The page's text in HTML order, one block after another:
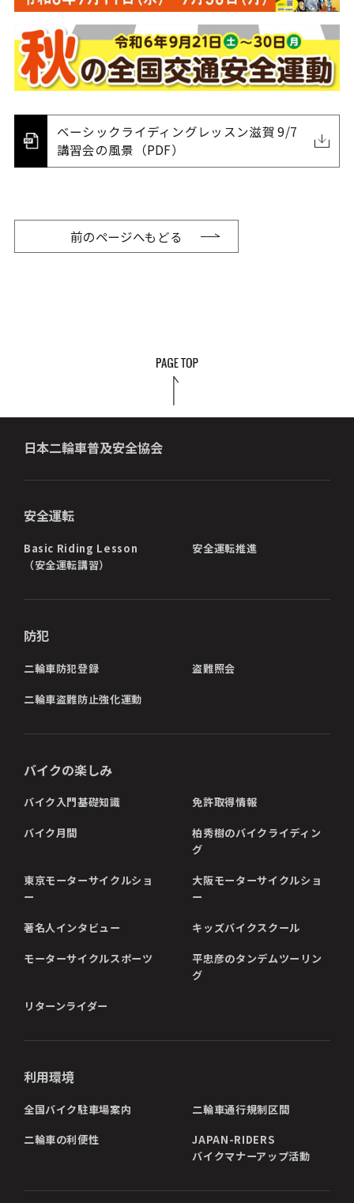
ベーシックライディングレッスン滋賀 9/7
講習会の風景（PDF）
前のページへもどる
日本二輪車普及安全協会
安全運転
Basic Riding Lesson
（安全運転講習）
安全運転推進
防犯
二輪車防犯登録 盗難照会
二輪車盗難防止強化運動
バイクの楽しみ
バイク入門基礎知識 免許取得情報
バイク月間
柏秀樹のバイクライディン
グ
東京モーターサイクルショ
ー
大阪モーターサイクルショ
ー
著名人インタビュー キッズバイクスクール
モーターサイクルスポーツ
平忠彦のタンデムツーリン
グ
リターンライダー
利用環境
全国バイク駐車場案内 二輪車通行規制区間
二輪車の利便性
JAPAN-RIDERS
バイクマナーアップ活動